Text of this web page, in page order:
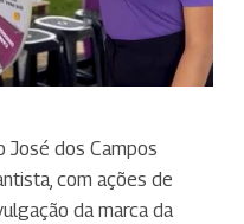
José dos Campos
com ações de
da marca da